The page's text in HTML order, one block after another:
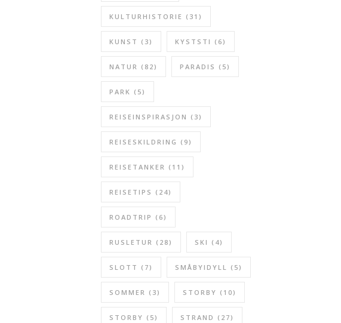
KULTURHISTORIE (31)
KUNST (3) KYSTSTI (6)
NATUR (82) PARADIS (5)
PARK (5)
REISEINSPIRASJON (3)
REISESKILDRING (9)
REISETANKER (11)
REISETIPS (24)
ROADTRIP (6)
RUSLETUR (28) SKI (4)
SLOTT (7) SMÅBYIDYLL (5)
SOMMER (3) STORBY (10)
STORBY (5) STRAND (27)